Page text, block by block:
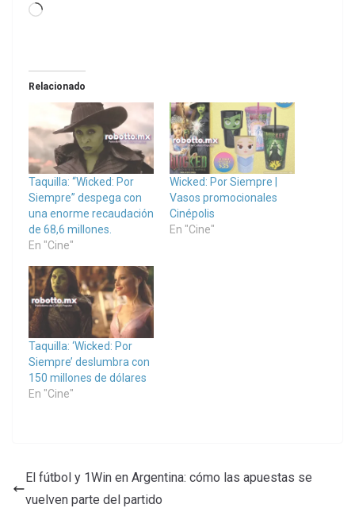
Loading…
Relacionado
Taquilla: “Wicked: Por
Siempre” despega con
una enorme recaudación
de 68,6 millones.
En "Cine"
Wicked: Por Siempre |
Vasos promocionales
Cinépolis
En "Cine"
Taquilla: ‘Wicked: Por
Siempre’ deslumbra con
150 millones de dólares
En "Cine"
El fútbol y 1Win en Argentina: cómo las apuestas se
vuelven parte del partido